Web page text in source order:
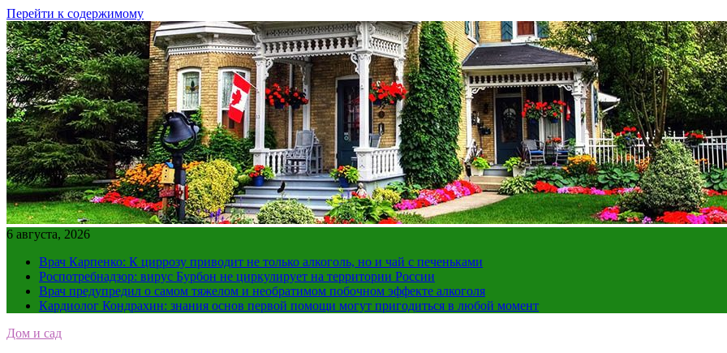
Перейти к содержимому
6 августа, 2026
Врач Карпенко: К циррозу приводит не только алкоголь, но и чай с печеньками
Роспотребнадзор: вирус Бурбон не циркулирует на территории России
Врач предупредил о самом тяжелом и необратимом побочном эффекте алкоголя
Кардиолог Кондрахин: знания основ первой помощи могут пригодиться в любой момент
Дом и сад